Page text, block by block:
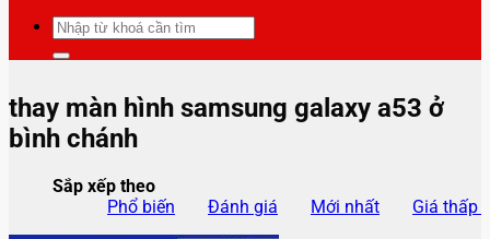
Tìm
kiếm:
thay màn hình samsung galaxy a53 ở
bình chánh
Sắp xếp theo
Phổ biến
Đánh giá Mới nhất Giá thấp